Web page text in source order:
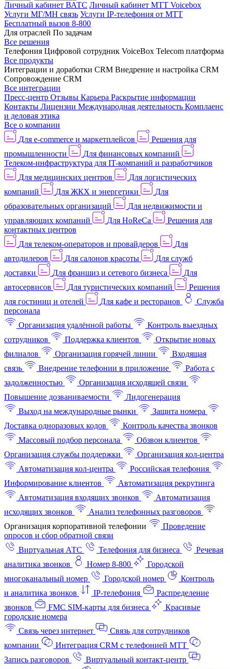
Личный кабинет ВАТС Личный кабинет МТТ Voicebox
Услуги МГ/МН связь Услуги IP-телефония от МТТ
Бесплатный вызов 8-800
Для отраслей По задачам
Все решения
Телефония Цифровой сотрудник VoiceBox Telecom платформа
Все продукты
Интеграции и доработки CRM Внедрение и настройка CRM
Сопровождение CRM
Все интеграции
Пресс-центр Отзывы Карьера Раскрытие информации
Контакты Лицензии Международная деятельность Комплаенс
и деловая этика
Все о компании
Для e-commerce и маркетплейсов
Решения для
промышленности
Для финансовых компаний
Телеком-инфраструктура для IT-компаний и разработчиков
Для медицинских центров
Для логистических
компаний
Для ЖКХ и энергетики
Для
образовательных организаций
Для недвижимости и
управляющих компаний
Для HoReCa
Решения для
контактных центров
Для телеком-операторов и провайдеров
Для
автодилеров
Для салонов красоты
Для служб
доставки
Для франшиз и сетевого бизнеса
Для
автосервисов
Для туристических компаний
Решения
для гостиниц и отелей
Для кафе и ресторанов
Служба
персонала
Организация удалённой работы
Контроль выездных
сотрудников
Поддержка клиентов
Открытие новых
филиалов
Организация горячей линии
Входящая
связь
Внедрение телефонии в приложение
Работа с
задолженностью
Организация исходящей связи
Повышение дозваниваемости
Лидогенерация
Выход на международные рынки
Защита номера
Доставка одноразовых кодов
Контроль качества звонков
Массовый подбор персонала
Обзвон клиентов
Организация службы поддержки
Организация кол-центра
Автоматизация кол-центра
Российская телефония
Информирование клиентов
Автоматизация рекрутинга
Автоматизация входящих звонков
Автоматизация
исходящих звонков
Анализ телефонных разговоров
Организация корпоративной телефонии
Проведение
опросов и сбор обратной связи
Виртуальная АТС
Телефония для бизнеса
Речевая
аналитика звонков
Номер 8-800
Городской
многоканальный номер
Городской номер
Контроль
и аналитика звонков
IP-телефония
Распределение
звонков
FMC SIM-карты для бизнеса
Красивые
городские номера
Связь через интернет
Связь для сотрудников
компании
Интеграция CRM с телефонией МТТ
Запись разговоров
Виртуальный контакт‑центр